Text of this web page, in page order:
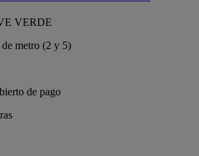
VERDE
metro (2 y 5)
de pago